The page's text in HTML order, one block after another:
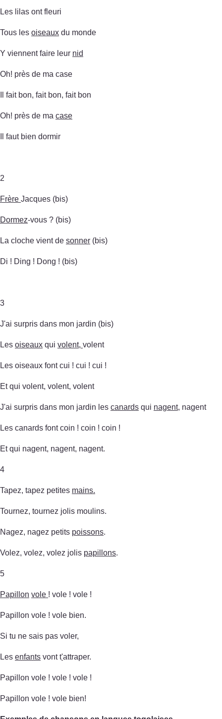
Les lilas ont fleuri
Tous les oiseaux du monde
Y viennent faire leur nid
Oh! près de ma case
Il fait bon, fait bon, fait bon
Oh! près de ma case
Il faut bien dormir
2
Frère Jacques (bis)
Dormez-vous ? (bis)
La cloche vient de sonner (bis)
Di ! Ding ! Dong ! (bis)
3
J'ai surpris dans mon jardin (bis)
Les oiseaux qui volent, volent
Les oiseaux font cui ! cui ! cui !
Et qui volent, volent, volent
J'ai surpris dans mon jardin les canards qui nagent, nagent
Les canards font coin ! coin ! coin !
Et qui nagent, nagent, nagent.
4
Tapez, tapez petites mains.
Tournez, tournez jolis moulins.
Nagez, nagez petits poissons.
Volez, volez, volez jolis papillons.
5
Papillon vole ! vole ! vole !
Papillon vole ! vole bien.
Si tu ne sais pas voler,
Les enfants vont t'attraper.
Papillon vole ! vole ! vole !
Papillon vole ! vole bien!